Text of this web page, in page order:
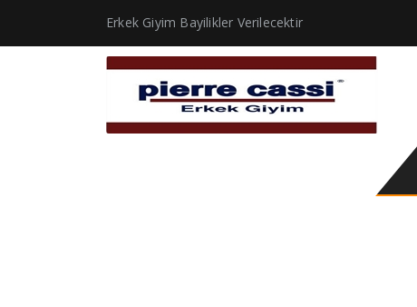
Erkek Giyim Bayilikler Verilecektir